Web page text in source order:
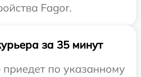
Fagor.
за 35 минут
по указанному